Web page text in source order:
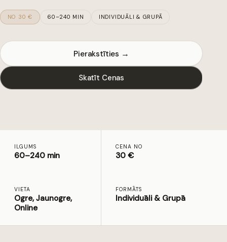
NO 30 € 60–240 MIN INDIVIDUĀLI & GRUPĀ
Pierakstīties →
Skatīt Cenas
ILGUMS
60–240 min
CENA NO
30 €
VIETA
Ogre, Jaunogre,
Online
FORMĀTS
Individuāli & Grupā